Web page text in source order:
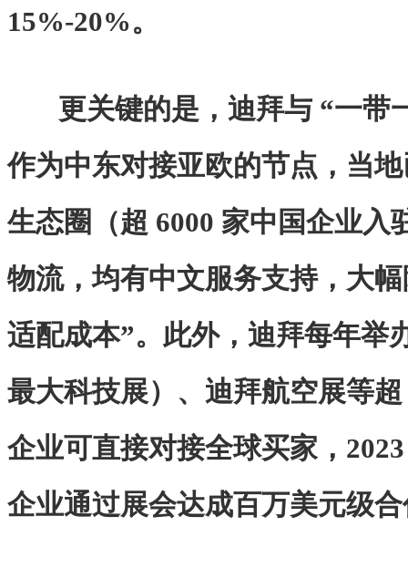
15%-20%。
更关键的是，迪拜与 “一带
作为中东对接亚欧的节点，当
生态圈（超 6000 家中国企业入
物流，均有中文服务支持，大
适配成本”。此外，迪拜每年举
最大科技展）、迪拜航空展等
企业可直接对接全球买家，
企业通过展会达成百万美元级